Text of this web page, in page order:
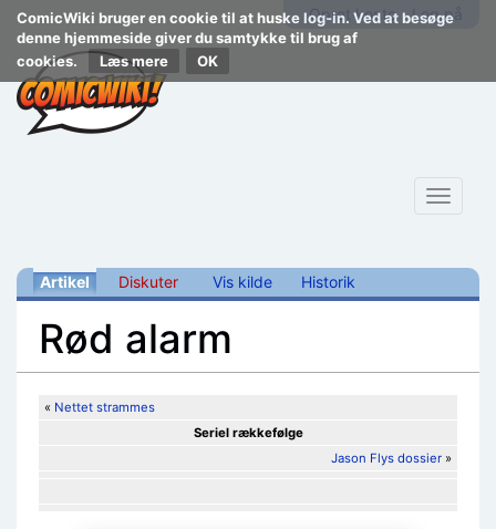
ComicWiki bruger en cookie til at huske log-in. Ved at besøge
denne hjemmeside giver du samtykke til brug af
cookies.
Læs mere
Opret konto Log på
Toggle
Artikel Diskuter Vis kilde Historik
Rød alarm
« Nettet strammes
Seriel rækkefølge
Jason Flys dossier »